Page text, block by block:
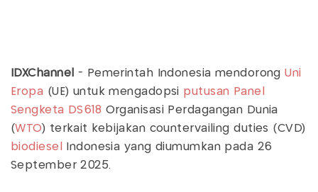
IDXChannel - Pemerintah Indonesia mendorongUni
Eropa (UE) untuk mengadopsi putusan Panel
Sengketa DS618 Organisasi Perdagangan Dunia
(WTO) terkait kebijakan countervailing duties (CVD)
biodiesel
Indonesia yang diumumkan pada 26
September 2025.